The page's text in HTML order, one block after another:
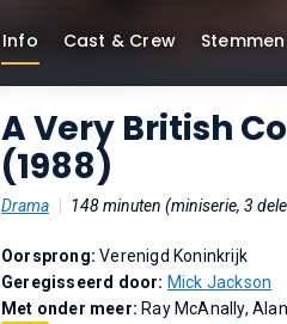
Info Cast & Crew Stemmen
A Very British
(1988)
Drama 148 minuten (miniserie, 3
Oorsprong:Verenigd Koninkrijk
Geregisseerd door: Mick Jackson
Met onder meer: Ray McAnally,